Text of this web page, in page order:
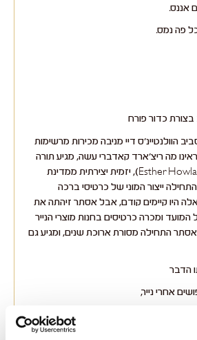
אננס.
פה נמס.
הוולנטיינ'ס דיי מניבה מכירות מרשימות
מה ריצ'ארד קאדברי עשה, מגיע תורה
של אסתר האולנד (Esther Howland), יזמית יצירתית ממדינת
מסצ'וסטס, שב- 1840 התחילה ייצור המוני של כרטיסי ברכה
היו קיימים קודם, אבל אסתר זיהתה את
ומכרה כרטיסים בחנות מוצרי הנייר
התחילה מסורת ארוכת שנים, ומגיע גם
הדבר
אחרי נייר,